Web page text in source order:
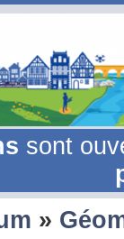
sont
»